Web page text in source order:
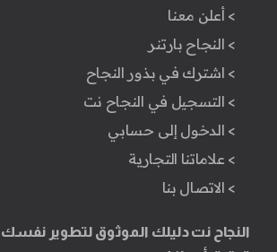
> أعلن معنا
> النجاح بارتنر
> اشترك في بذور النجاح
> التسجيل في النجاح نت
> الدخول إلى حسابي
> علاماتنا التجارية
> الاتصال بنا
النجاح نت دليلك الموثوق لتطوير نفسك